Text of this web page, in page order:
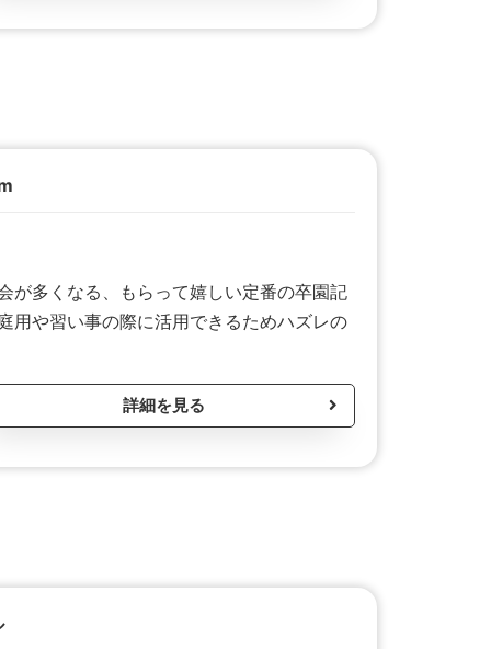
が多くなる、もらって嬉しい定番の卒園記
用や習い事の際に活用できるためハズレの
詳細を見る